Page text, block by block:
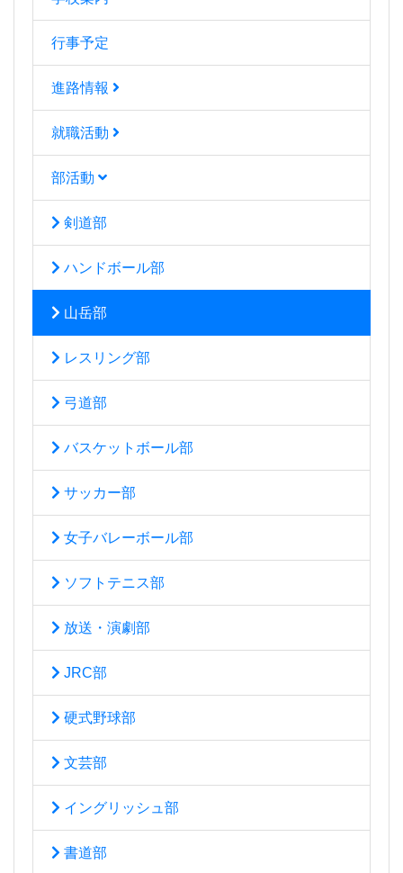
行事予定
進路情報
就職活動
部活動
剣道部
ハンドボール部
山岳部
レスリング部
弓道部
バスケットボール部
サッカー部
女子バレーボール部
ソフトテニス部
放送・演劇部
JRC部
硬式野球部
文芸部
イングリッシュ部
書道部